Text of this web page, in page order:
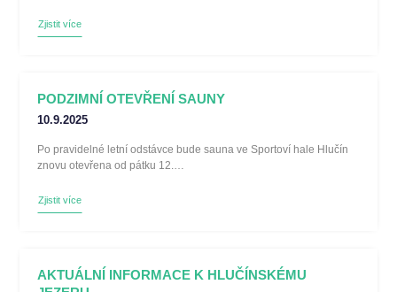
Zjistit více
PODZIMNÍ OTEVŘENÍ SAUNY
10.9.2025
Po pravidelné letní odstávce bude sauna ve Sportoví hale Hlučín
znovu otevřena od pátku 12.…
Zjistit více
AKTUÁLNÍ INFORMACE K HLUČÍNSKÉMU